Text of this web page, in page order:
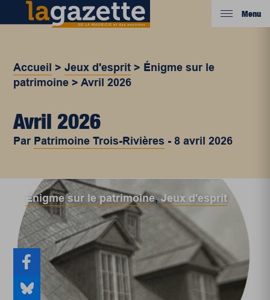
Menu
Accueil >Jeux d'esprit > Énigme sur le
patrimoine >Avril 2026
Avril 2026
Par Patrimoine Trois-Rivières -8 avril 2026
Énigme sur le patrimoine,Jeux d'esprit